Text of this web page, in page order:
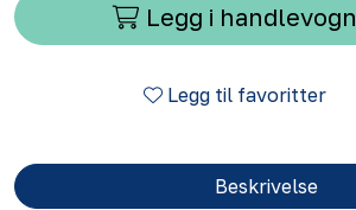
Legg i handlevogn
Legg til favoritter
Beskrivelse